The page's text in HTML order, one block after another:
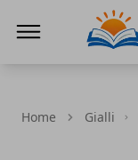
Home Gialli